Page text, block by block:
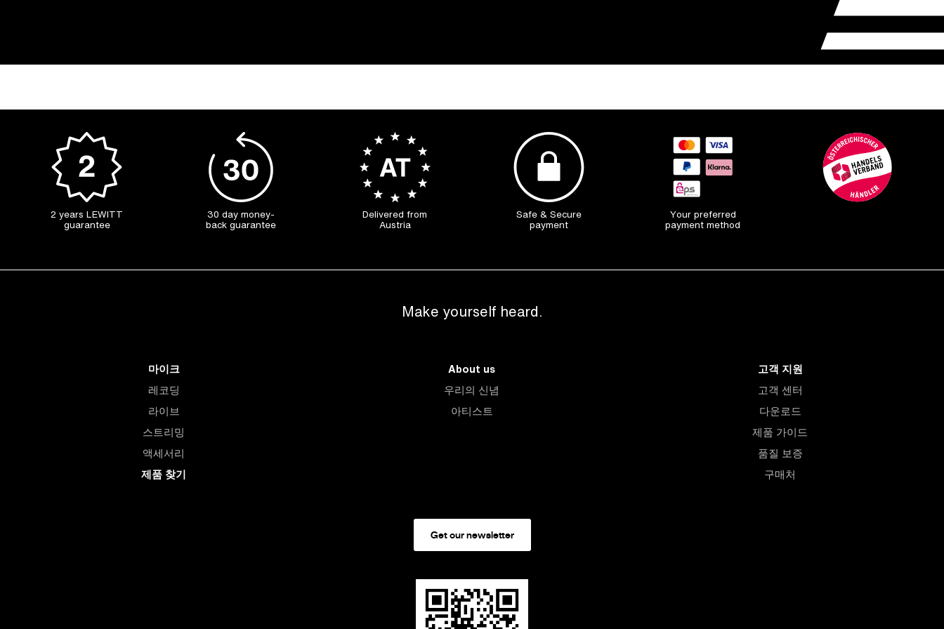
2 years LEWITT
guarantee
30 day money-
back guarantee
Delivered from
Austria
Safe & Secure
payment
Your preferred
payment method
Make yourself heard.
마이크
레코딩
라이브
스트리밍
액세서리
제품 찾기
About us
우리의 신념
아티스트
고객 지원
고객 센터
다운로드
제품 가이드
품질 보증
구매처
Get our newsletter